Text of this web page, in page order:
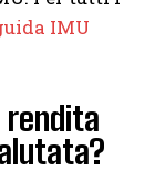
IMU
rendita